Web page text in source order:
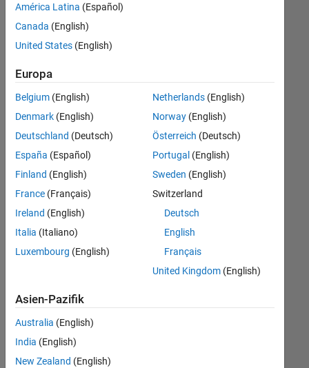
es
keine
offenen
Stellen,
Ihren
Suchkriterien
entsprechen.
können
die
Suchkriterien
weiter
fassen
oder
alle
Stellenangebote
anzeigen .
noch
keine
offenen
Stellen
América Latina (Español)
Canada (English)
United States (English)
Europa
Belgium (English)
Denmark (English)
Deutschland (Deutsch)
España (Español)
Finland (English)
France (Français)
Ireland (English)
Italia (Italiano)
Luxembourg (English)
Netherlands(English)
Norway(English)
Österreich (Deutsch)
Portugal (English)
Sweden (English)
Switzerland
Deutsch
English
Français
United Kingdom(English)
Asien-Pazifik
Australia (English)
India (English)
New Zealand (English)